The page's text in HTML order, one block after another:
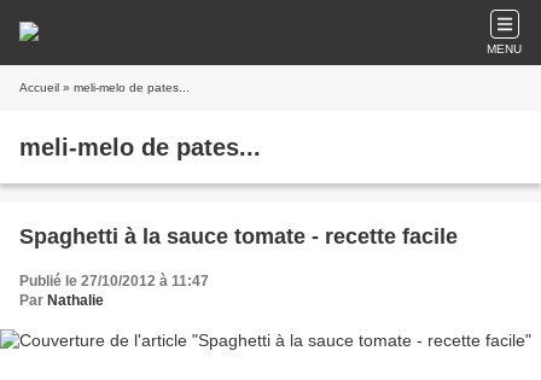
MENU
Accueil » meli-melo de pates...
meli-melo de pates...
Spaghetti à la sauce tomate - recette facile
Publié le 27/10/2012 à 11:47
Par Nathalie